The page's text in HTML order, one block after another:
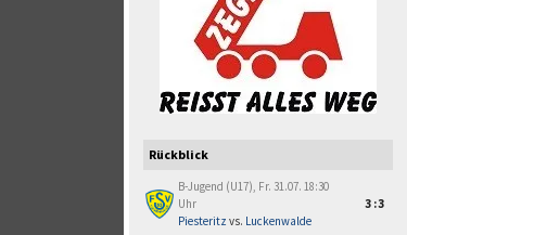
Rückblick
B-Jugend (U17), Fr. 31.07. 18:30
Uhr
Piesteritz vs. Luckenwalde
3:3